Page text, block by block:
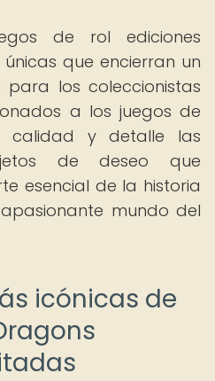
de rol ediciones
que encierran un
los coleccionistas
a los juegos de
calidad y detalle las
de deseo que
esencial de la historia
mundo del
icónicas de